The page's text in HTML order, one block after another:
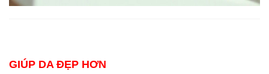
GIÚP DA ĐẸP HƠN